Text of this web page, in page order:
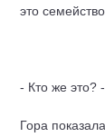
это
- Кто же это?
Гора